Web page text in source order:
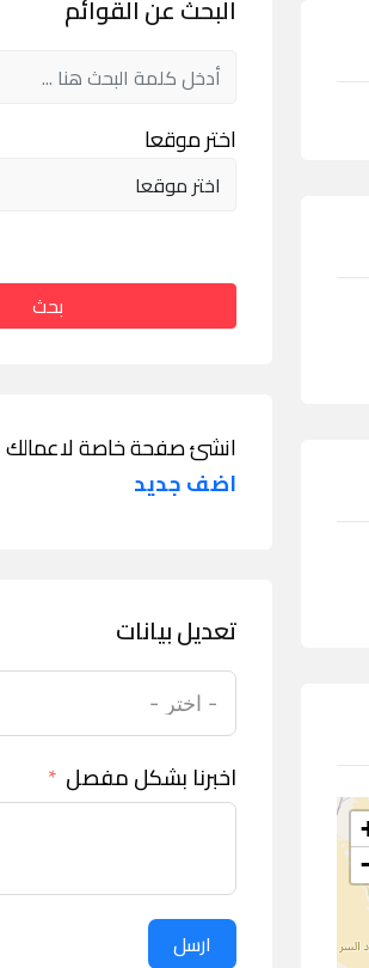
البحث عن القوائم
اختر موقعا
بحث
انشئ صفحة خاصة لاعمالك
اضف جديد
تعديل بيانات
اخبرنا بشكل مفصل
ارسل